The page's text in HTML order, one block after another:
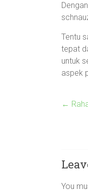
Tentu
tepat
untuk
aspek
←
You